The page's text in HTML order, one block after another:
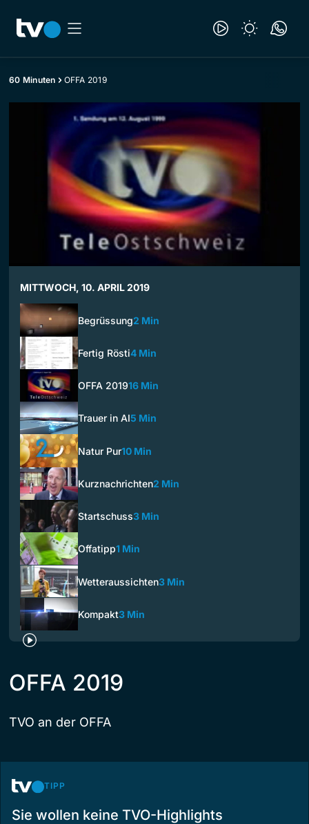
60 Minuten OFFA 2019
MITTWOCH, 10. APRIL 2019
Begrüssung2 Min
Fertig Rösti4 Min
OFFA 201916 Min
Trauer in AI5 Min
Natur Pur10 Min
Kurznachrichten2 Min
Startschuss3 Min
Offatipp1 Min
Wetteraussichten3 Min
Kompakt3 Min
OFFA 2019
TVO an der OFFA
TIPP
Sie wollen keine TVO-Highlights